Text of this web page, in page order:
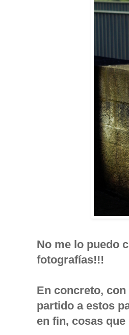
No me lo puedo
fotografías!!!
En concreto,
partido a estos
en fin, cosas que